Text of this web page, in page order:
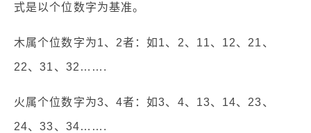
式是以个位数字为基准。
木属个位数字为1、2者：如1、2、11、12、21、
22、31、32…….
火属个位数字为3、4者：如3、4、13、14、23、
24、33、34…….